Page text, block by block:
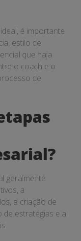
é importante
estilo de
que haja
o coach e o
de
geralmente
a
a criação de
de estratégias e a